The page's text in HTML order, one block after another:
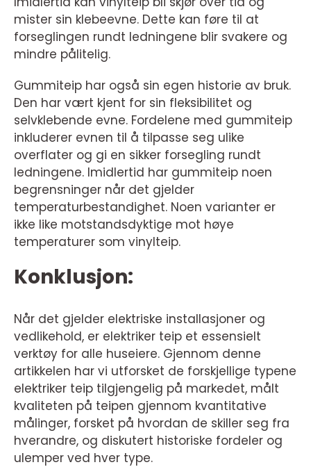
mister sin klebeevne. Dette kan føre til at
forseglingen rundt ledningene blir svakere og
mindre pålitelig.
Gummiteip har også sin egen historie av bruk.
Den har vært kjent for sin fleksibilitet og
selvklebende evne. Fordelene med gummiteip
inkluderer evnen til å tilpasse seg ulike
overflater og gi en sikker forsegling rundt
ledningene. Imidlertid har gummiteip noen
begrensninger når det gjelder
temperaturbestandighet. Noen varianter er
ikke like motstandsdyktige mot høye
temperaturer som vinylteip.
Konklusjon:
Når det gjelder elektriske installasjoner og
vedlikehold, er elektriker teip et essensielt
verktøy for alle huseiere. Gjennom denne
artikkelen har vi utforsket de forskjellige typene
elektriker teip tilgjengelig på markedet, målt
kvaliteten på teipen gjennom kvantitative
målinger, forsket på hvordan de skiller seg fra
hverandre, og diskutert historiske fordeler og
ulemper ved hver type.